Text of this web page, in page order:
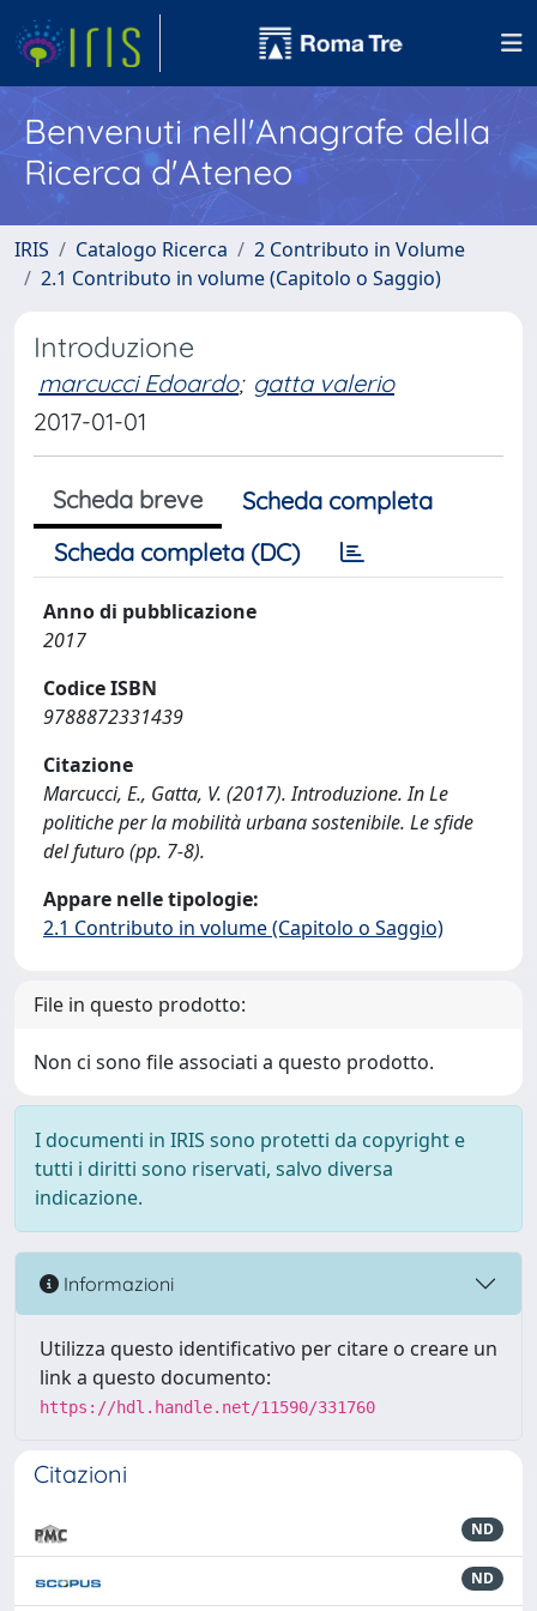
Benvenuti nell'Anagrafe della
Ricerca d'Ateneo
IRIS Catalogo Ricerca
2 Contributo in Volume
2.1 Contributo in volume (Capitolo o Saggio)
Introduzione
marcucci Edoardo; gatta valerio
2017-01-01
Scheda breve
Scheda completa
Scheda completa (DC)
Anno di pubblicazione
2017
Codice ISBN
9788872331439
Citazione
Marcucci, E., Gatta, V. (2017). Introduzione. In Le
politiche per la mobilità urbana sostenibile. Le sfide
del futuro (pp. 7-8).
Appare nelle tipologie:
2.1 Contributo in volume (Capitolo o Saggio)
File in questo prodotto:
Non ci sono file associati a questo prodotto.
I documenti in IRIS sono protetti da copyright e
tutti i diritti sono riservati, salvo diversa
indicazione.
Informazioni
Utilizza questo identificativo per citare o creare un
link a questo documento:
https://hdl.handle.net/11590/331760
Citazioni
ND
ND